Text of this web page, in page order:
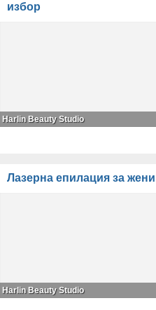
избор
Harlin Beauty Studio
Лазерна епилация за
Harlin Beauty Studio